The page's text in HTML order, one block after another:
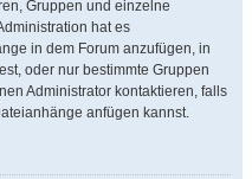
Gruppen und einzelne
hat es
in dem Forum anzufügen, in
oder nur bestimmte Gruppen
Administrator kontaktieren, falls
anfügen kannst.